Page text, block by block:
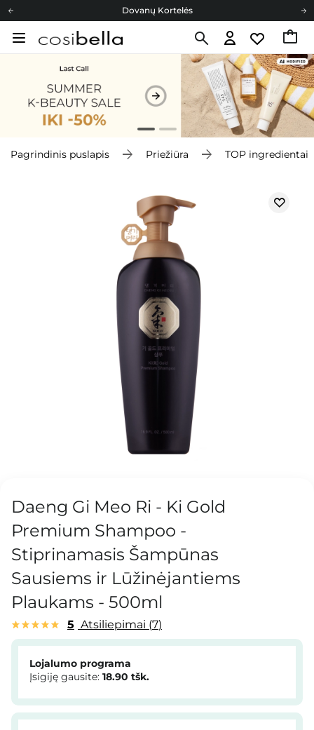
Dovanų Kortelės
Cosibella lojalumo programa
Dovanų Kortelės
Pagrindinis puslapis Priežiūra TOP ingredientai
Daeng Gi Meo Ri - Ki Gold
Premium Shampoo -
Stiprinamasis Šampūnas
Sausiems ir Lūžinėjantiems
Plaukams - 500ml
5 Atsiliepimai 7
Lojalumo programa
Įsigiję gausite: 18.90 tšk.